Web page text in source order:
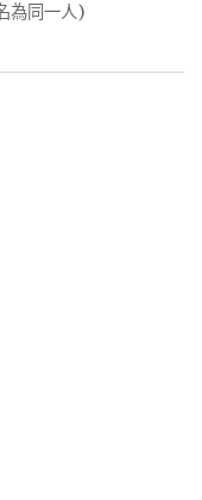
為同一人)